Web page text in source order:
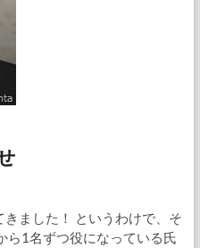
ました！ というわけで、そ
ら1名ずつ役になっている氏